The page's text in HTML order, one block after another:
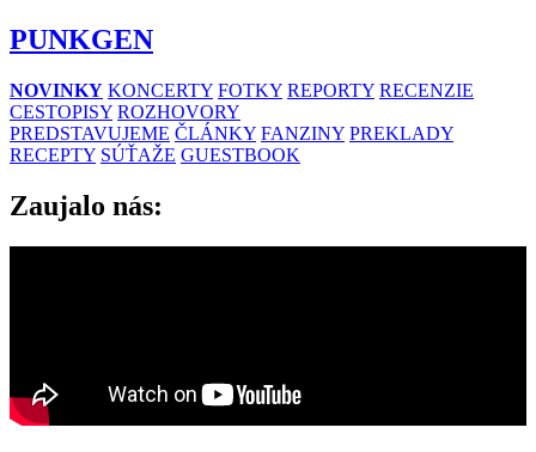
PUNKGEN
NOVINKY KONCERTY FOTKY REPORTY RECENZIE
CESTOPISY ROZHOVORY
PREDSTAVUJEME ČLÁNKY FANZINY PREKLADY
RECEPTY SÚŤAŽE GUESTBOOK
Zaujalo nás: